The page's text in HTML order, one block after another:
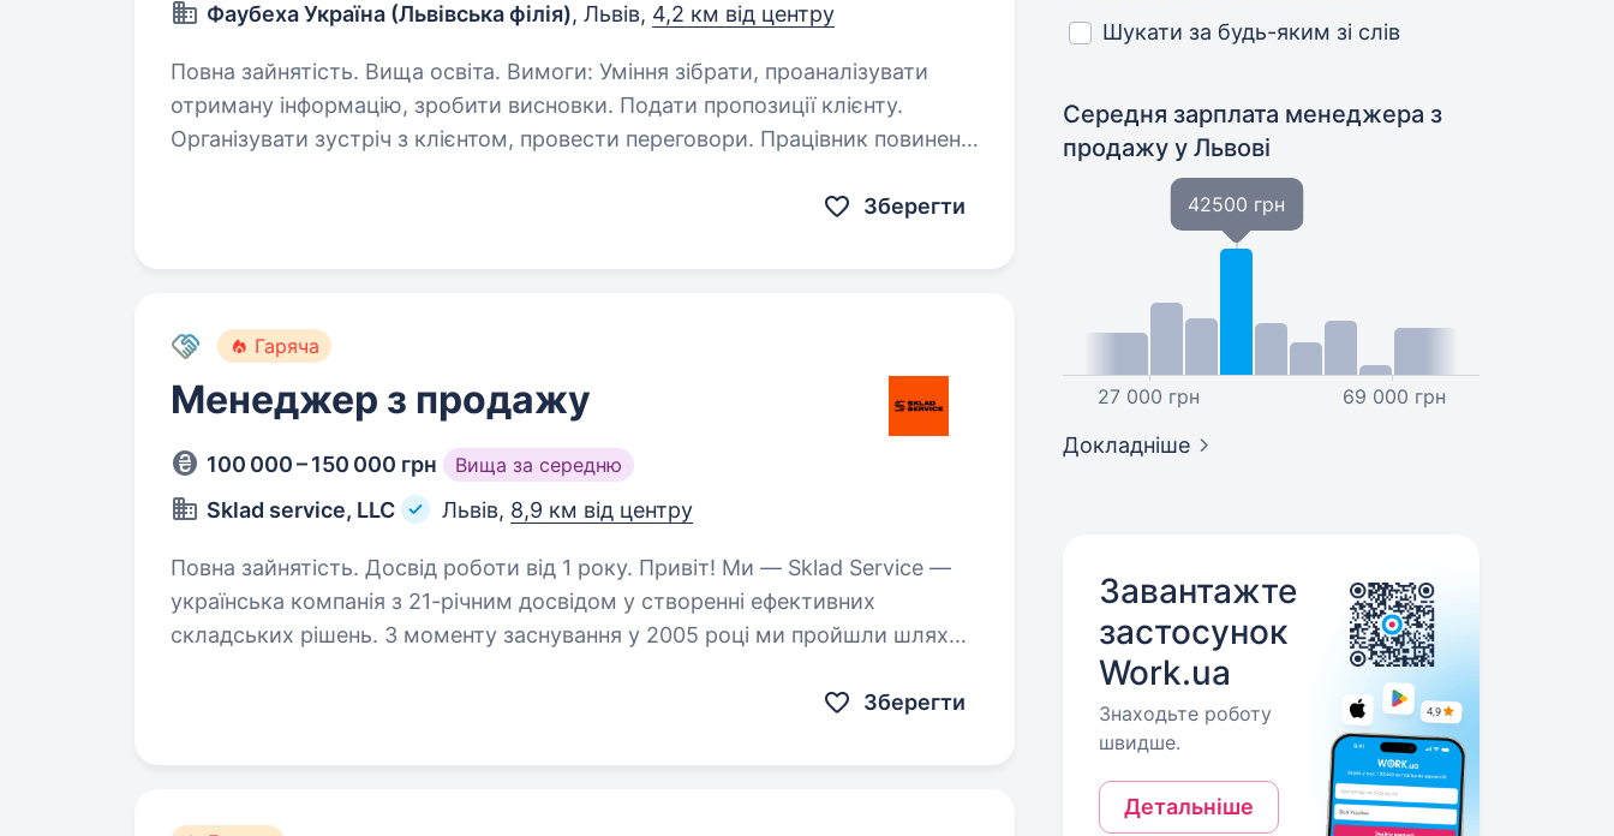
Фаубеха Україна (Львівська філія), Львів, 4,2 км від центру
Повна зайнятість. Вища освіта. Вимоги: Уміння зібрати, проаналізувати
отриману інформацію, зробити висновки. Подати пропозиції клієнту.
Організувати зустріч з клієнтом, провести переговори. Працівник повинен
Зберегти
Гаряча
Менеджер з продажу
100 000 – 150 000 грн Вища за середню
Sklad service, LLC Львів, 8,9 км від центру
Повна зайнятість. Досвід роботи від 1 року. Привіт! Ми — Sklad Service —
українська компанія з 21-річним досвідом у створенні ефективних
складських рішень. З моменту заснування у 2005 році ми пройшли шлях
Зберегти
Шукати за будь-яким зі слів
Середня зарплата менеджера з
продажуу Львові
27 000 грн
42500 грн
69 000 грн
Докладніше
Завантажте
застосунок
Work.ua
Знаходьте роботу
швидше.
Детальніше